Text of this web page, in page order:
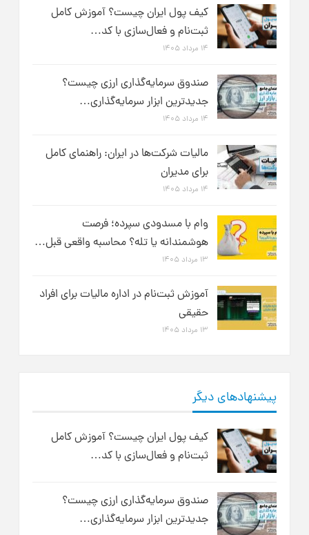
کیف پول ایران چیست؟ آموزش کامل
ثبت‌نام و فعال‌سازی با کد…
۱۴ مرداد ۱۴۰۵
صندوق سرمایه‌گذاری ارزی چیست؟
جدیدترین ابزار سرمایه‌گذاری…
۱۴ مرداد ۱۴۰۵
مالیات شرکت‌ها در ایران: راهنمای کامل
برای مدیران
۱۴ مرداد ۱۴۰۵
وام با مسدودی سپرده؛ فرصت
هوشمندانه یا تله؟ محاسبه واقعی قبل…
۱۳ مرداد ۱۴۰۵
آموزش ثبت‌نام در اداره مالیات برای افراد
حقیقی
۱۳ مرداد ۱۴۰۵
پیشنهادهای دیگر
کیف پول ایران چیست؟ آموزش کامل
ثبت‌نام و فعال‌سازی با کد…
صندوق سرمایه‌گذاری ارزی چیست؟
جدیدترین ابزار سرمایه‌گذاری…